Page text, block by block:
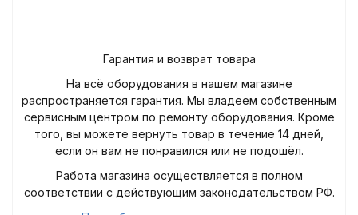
Гарантия и возврат товара
На всё оборудования в нашем магазине
распространяется гарантия. Мы владеем собственным
сервисным центром по ремонту оборудования. Кроме
того, вы можете вернуть товар в течение 14 дней,
если он вам не понравился или не подошёл.
Работа магазина осуществляется в полном
соответствии с действующим законодательством РФ.